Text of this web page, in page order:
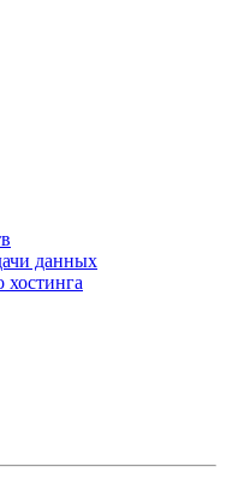
данных
хостинга